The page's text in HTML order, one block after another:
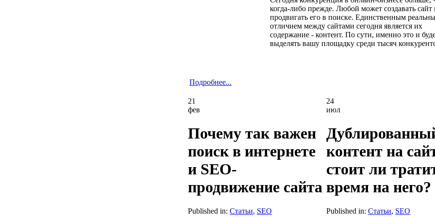
когда-либо прежде. Любой может создавать сайт
продвигать его в поиске. Единственным
отличием между сайтами сегодня является их
содержание - контент. По сути, именно это и
выделять вашу площадку среди тысяч
Подробнее...
21
фев
Почему так важен
поиск в интернете
и SEO-
продвижение сайта
Published in: Статьи, SEO
24
июл
контент на
стоит ли
время на него?
Published in: Статьи, SEO